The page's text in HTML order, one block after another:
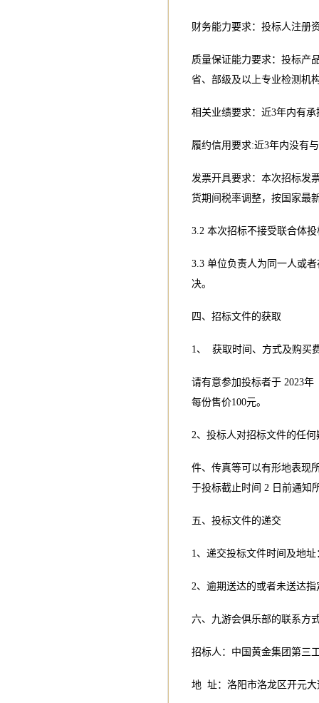
财务能力要求：投标人注册
质量保证能力要求：投标产
省、部级及以上专业检测机
相关业绩要求：近3年内有
履约信用要求:近3年内没有
发票开具要求：本次招标发
货期间税率调整，按国家最
3.2 本次招标不接受联合体投
3.3 单位负责人为同一人或
决。
四、招标文件的获取
1、 获取时间、方式及购买
请有意参加投标者于 2023
每份售价100元。
2、投标人对招标文件的任
件、传真等可以有形地表现
于投标截止时间 2 日前通知
五、投标文件的递交
1、递交投标文件时间及地
2、逾期送达的或者未送达
六、九游会俱乐部的联系方
招标人：中国黄金集团第三
地 址：洛阳市洛龙区开元